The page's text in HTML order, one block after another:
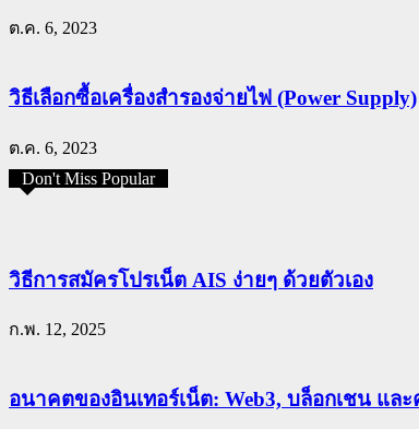
ต.ค. 6, 2023
วิธีเลือกซื้อเครื่องสำรองจ่ายไฟ (Power Supply)
ต.ค. 6, 2023
Don't Miss Popular
วิธีการสมัครโปรเน็ต AIS ง่ายๆ ด้วยตัวเอง
ก.พ. 12, 2025
อนาคตของอินเทอร์เน็ต: Web3, บล็อกเชน แล